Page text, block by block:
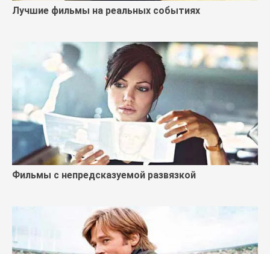
Лучшие фильмы на реальных событиях
Фильмы с непредсказуемой развязкой